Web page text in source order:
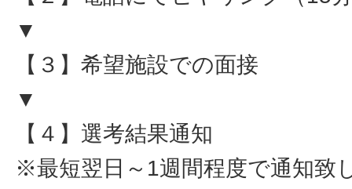
▼
【３】希望施設での面接
▼
【４】選考結果通知
※最短翌日～1週間程度で通知致